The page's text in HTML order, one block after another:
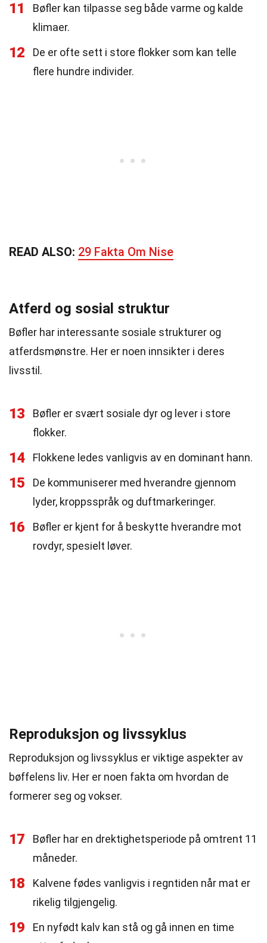
11
Bøfler kan tilpasse seg både varme og kalde
klimaer.
12
De er ofte sett i store flokker som kan telle
flere hundre individer.
READ ALSO: 29 Fakta Om Nise
Atferd og sosial struktur
Bøfler har interessante sosiale strukturer og
atferdsmønstre. Her er noen innsikter i deres
livsstil.
13
Bøfler er svært sosiale dyr og lever i store
flokker.
14 Flokkene ledes vanligvis av en dominant hann.
15
De kommuniserer med hverandre gjennom
lyder, kroppsspråk og duftmarkeringer.
16
Bøfler er kjent for å beskytte hverandre mot
rovdyr, spesielt løver.
Reproduksjon og livssyklus
Reproduksjon og livssyklus er viktige aspekter av
bøffelens liv. Her er noen fakta om hvordan de
formerer seg og vokser.
17
Bøfler har en drektighetsperiode på omtrent 11
måneder.
18
Kalvene fødes vanligvis i regntiden når mat er
rikelig tilgjengelig.
19
En nyfødt kalv kan stå og gå innen en time